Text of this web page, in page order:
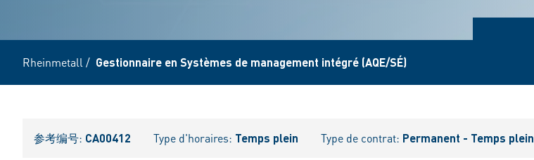
Rheinmetall / Gestionnaire en Systèmes de management intégré (AQE/SÉ)
参考编号: CA00412 Type d'horaires: Temps plein Type de contrat: Permanent - Temps plein